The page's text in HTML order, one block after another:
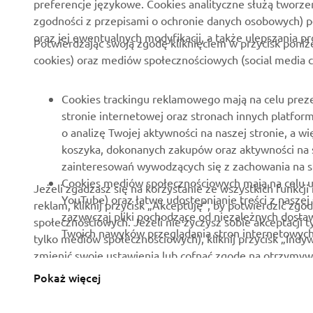
Polska strona prasowa
Broszury
Zostań dealerem
Zasady dotyczące praw
człowieka
Podstawowa polityka
zrównoważonego rozwoju
Kanał do informowania o
nieprawidłowościach
funkcjonalne
Ratownictwo
Szkoły jazdy
Partnerstwa
Informacje techniczne dla
Niezależnych Dealerów
Yamalube Safety Data
Sheets
Poland (Polish)
preferencje językowe. Cookies analityczne służą
zgodności z przepisami o ochronie danych
oraz jej ewentualnych modyfikacji, a także ulepszania
Potwierdzając swoją zgodę kliknięciem w przycisk
cookies) oraz mediów społecznościowych (social media
Cookies trackingu reklamowego mają na celu
stronie internetowej oraz stronach innych
o analizę Twojej aktywności na naszej stronie, a
koszyka, dokonanych zakupów oraz aktywności
zainteresowań wywodzących się z zachowania
Cookies mediów społecznościowych mają na
YouTube) oraz łatwe udostepnianie treści z
zazwyczaj pliki pochodzące od niezależnych
Twoich nawyków przeglądania stron
Jeżeli zgadzasz się na korzystanie ze wszystkich
reklam, kliknij przycisk „Akceptuję”, by potwierdzić
społecznościowych. Jeżeli nie życzysz sobie
tylko mediów społecznościowych), kliknij przycisk
zmienić swoje ustawienia lub cofnąć zgodę na
zapoznanie się z treścią Polityki Cookie w zakresie
Pokaż więcej